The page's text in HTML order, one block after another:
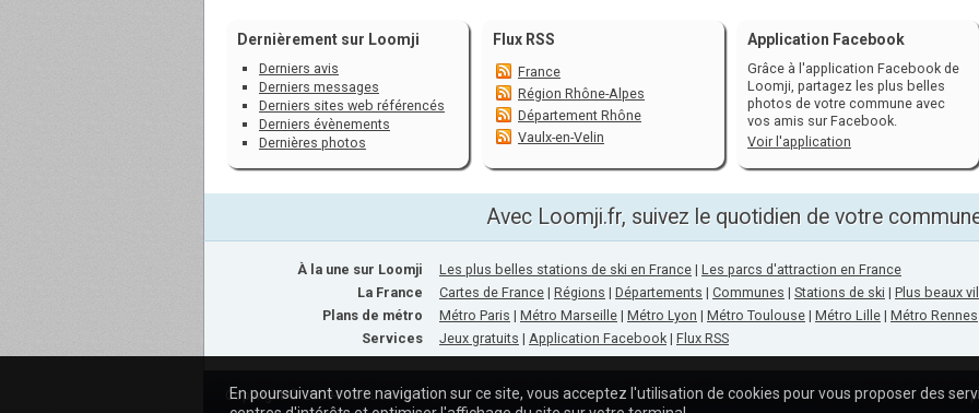
Dernièrement sur Loomji
Derniers avis
Derniers messages
Derniers sites web référencés
Derniers évènements
Dernières photos
Flux RSS
France
Région Rhône-Alpes
Département Rhône
Vaulx-en-Velin
Application Facebook
Grâce à l'application Facebook de
Loomji, partagez les plus belles
photos de votre commune avec
vos amis sur Facebook.
Voir l'application
Avec Loomji.fr, suivez le quotidien de votre
À la une sur Loomji
La France
Plans de métro
Services
Les plus belles stations de ski en France | Les parcs d'attraction en France
Cartes de France | Régions | Départements | Communes | Stations de ski | Plus beaux
Métro Paris | Métro Marseille | Métro Lyon | Métro Toulouse | Métro Lille | Métro Rennes
Jeux gratuits | Application Facebook | Flux RSS
Copyright © 2009-2020 Loomji.fr A
En poursuivant votre navigation sur ce site, vous acceptez l'utilisation de cookies pour vous proposer des